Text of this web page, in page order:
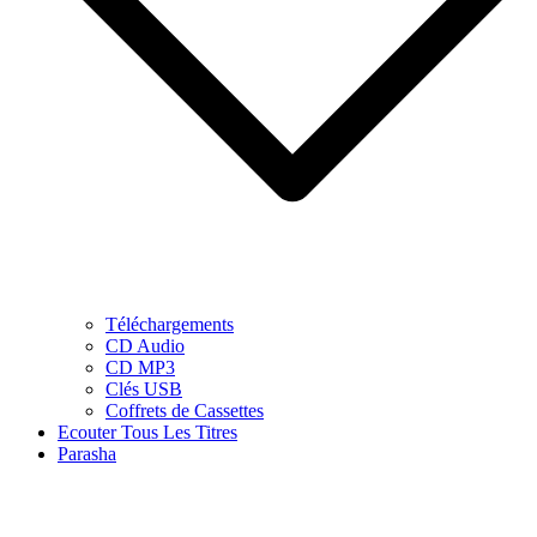
Téléchargements
CD Audio
CD MP3
Clés USB
Coffrets de Cassettes
Ecouter Tous Les Titres
Parasha